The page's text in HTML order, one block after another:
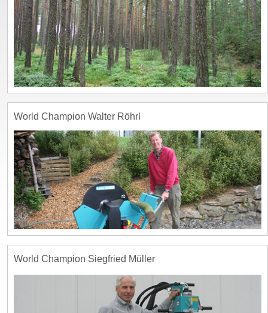
World Champion Walter Röhrl
World Champion Siegfried Müller